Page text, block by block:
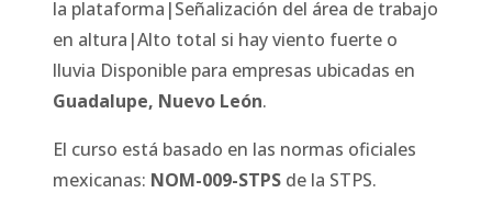
la plataforma|Señalización del área de trabajo
en altura|Alto total si hay viento fuerte o
lluvia Disponible para empresas ubicadas en
Guadalupe, Nuevo León.
El curso está basado en las normas oficiales
mexicanas: NOM-009-STPS de la STPS.